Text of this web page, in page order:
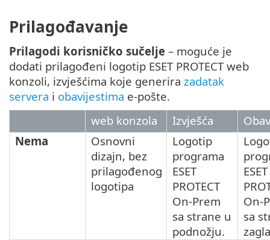
Prilagođavanje
Prilagodi korisničko sučelje – moguće je
dodati prilagođeni logotip ESET PROTECT web
konzoli, izvješćima koje generira zadatak
servera i obavijestima e-pošte.
web konzola
Izvješća
Nema
Osnovni
dizajn, bez
prilagođenog
logotipa
Logotip
programa
ESET
PROTECT
On-Prem
sa strane u
podnožju.
ESET
On-
sa